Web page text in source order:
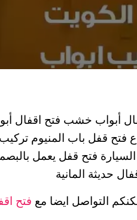
أبواب خشب فتح اقفال
فتح قفل باب المنيوم
فتح قفل يعمل
حديثة المانية
التواصل ايضا مع فتح